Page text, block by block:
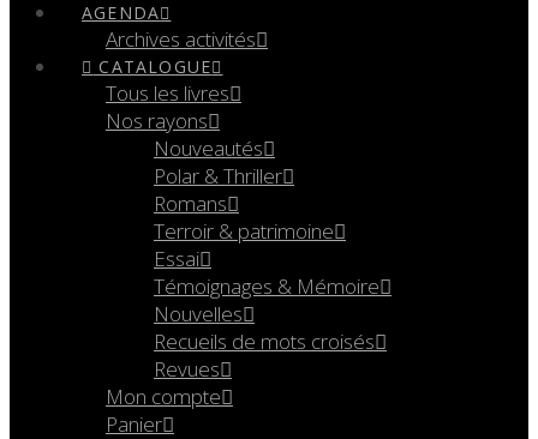
AGENDA
Archives activités
CATALOGUE
Tous les livres
Nos rayons
Nouveautés
Polar & Thriller
Romans
Terroir & patrimoine
Essai
Témoignages & Mémoire
Nouvelles
Recueils de mots croisés
Revues
Mon compte
Panier